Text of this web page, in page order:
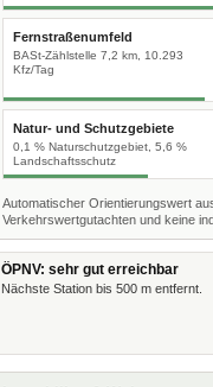
Fernstraßenumfeld
BASt-Zählstelle 7,2 km, 10.293
Kfz/Tag
Natur- und Schutzgebiete
0,1 % Naturschutzgebiet, 5,6 %
Landschaftsschutz
Automatischer Orientierungswert
Verkehrswertgutachten und keine
ÖPNV: sehr gut erreichbar
Nächste Station bis 500 m entfernt.